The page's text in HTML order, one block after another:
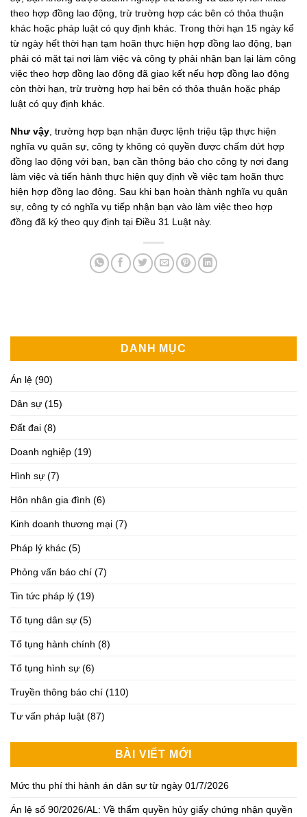
theo hợp đồng lao động, trừ trường hợp các bên có thỏa thuận
khác hoặc pháp luật có quy định khác. Trong thời hạn 15 ngày kể
từ ngày hết thời hạn tạm hoãn thực hiện hợp đồng lao động, bạn
phải có mặt tại nơi làm việc và công ty phải nhận bạn lại làm công
việc theo hợp đồng lao động đã giao kết nếu hợp đồng lao động
còn thời hạn, trừ trường hợp hai bên có thỏa thuận hoặc pháp
luật có quy định khác.
Như vậy , trường hợp bạn nhận được lệnh triệu tập thực hiện
nghĩa vụ quân sự, công ty không có quyền được chấm dứt hợp
đồng lao động với bạn, bạn cần thông báo cho công ty nơi đang
làm việc và tiến hành thực hiện quy định về việc tạm hoãn thực
hiện hợp đồng lao động. Sau khi bạn hoàn thành nghĩa vụ quân
sự, công ty có nghĩa vụ tiếp nhận bạn vào làm việc theo hợp
đồng đã ký theo quy định tại Điều 31 Luật này.
DANH MỤC
Án lệ (90)
Dân sự (15)
Đất đai (8)
Doanh nghiệp (19)
Hình sự (7)
Hôn nhân gia đình (6)
Kinh doanh thương mại (7)
Pháp lý khác (5)
Phỏng vấn báo chí (7)
Tin tức pháp lý (19)
Tố tụng dân sự (5)
Tố tụng hành chính (8)
Tố tụng hình sự (6)
Truyền thông báo chí (110)
Tư vấn pháp luật (87)
BÀI VIẾT MỚI
Mức thu phí thi hành án dân sự từ ngày 01/7/2026
Án lệ số 90/2026/AL: Về thẩm quyền hủy giấy chứng nhận quyền